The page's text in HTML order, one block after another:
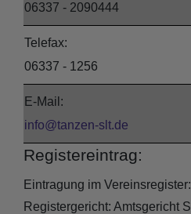
06337 - 2090444
Telefax:
06337 - 1256
E-Mail:
info@tanzen-slt.de
Registereintrag:
Eintragung im Vereinsregister:
Registergericht: Amtsgericht